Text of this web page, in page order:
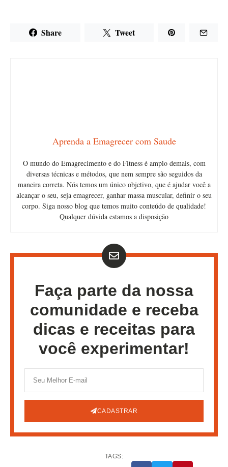
Share Tweet
Aprenda a Emagrecer com Saude
O mundo do Emagrecimento e do Fitness é amplo demais, com
diversas técnicas e métodos, que nem sempre são seguidos da
maneira correta. Nós temos um único objetivo, que é ajudar você a
alcançar o seu, seja emagrecer, ganhar massa muscular, definir o seu
corpo. Siga nosso blog que temos muito conteúdo de qualidade!
Qualquer dúvida estamos a disposição
Faça parte da nossa
comunidade e receba
dicas e receitas para
você experimentar!
CADASTRAR
TAGS: